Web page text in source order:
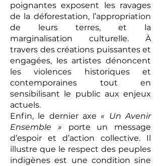
poignantes exposent les ravages
de la déforestation, l’appropriation
de leurs terres, et la
marginalisation culturelle. À
travers des créations puissantes et
engagées, les artistes dénoncent
les violences historiques et
contemporaines tout en
sensibilisant le public aux enjeux
actuels.
Enfin, le dernier axe « Un Avenir
Ensemble » porte un message
d’espoir et d’action collective. Il
illustre que le respect des peuples
indigènes est une condition sine